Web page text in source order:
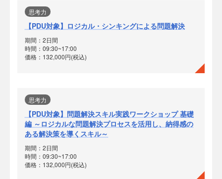
思考力
【PDU対象】ロジカル・シンキングによる問題解決
期間：2日間
時間：09:30~17:00
価格：132,000円(税込)
思考力
【PDU対象】問題解決スキル実践ワークショップ 基礎
編 ～ロジカルな問題解決プロセスを活用し、納得感の
ある解決策を導くスキル～
期間：2日間
時間：09:30~17:00
価格：132,000円(税込)